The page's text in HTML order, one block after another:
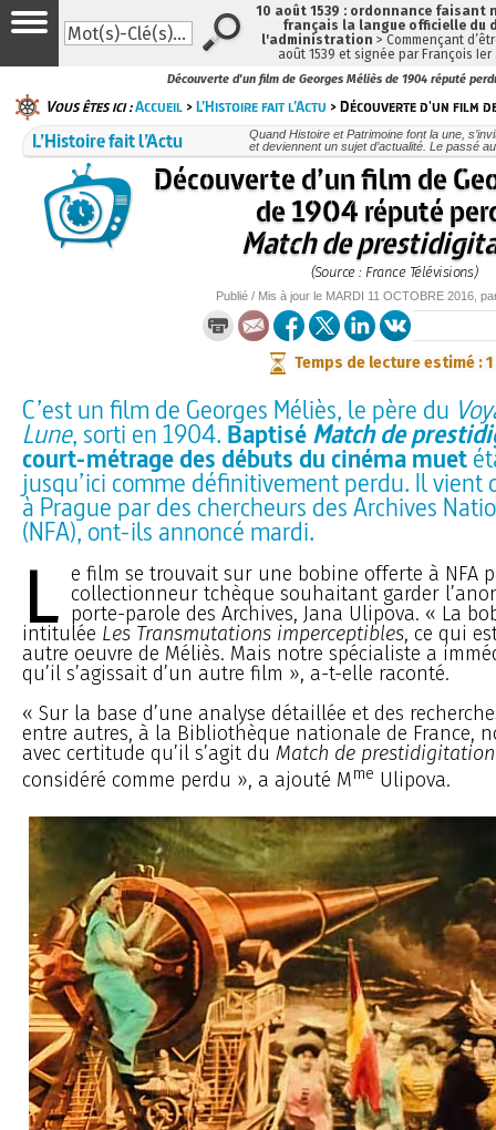
Découverte d'un film de Georges Méliès de 1904 réputé
Vous êtes ici :Accueil >L’Histoire fait l’Actu > Découverte d'un film
L’Histoire fait l’Actu
Quand Histoire et Patrimoine font la une,
et deviennent un sujet d’actualité. Le passé
Découverte d’un film de
de 1904 réputé
Match de
(Source : France Télévisions)
Publié / Mis à jour le MARDI 11 OCTOBRE 2016,
Temps de lecture estimé : 1
C’est un film de Georges Méliès, le père du
Lune, sorti en 1904. BaptiséMatch de
court-métrage des débuts du cinéma muet
jusqu’ici comme définitivement perdu. Il vient
à Prague par des chercheurs des Archives
(NFA), ont-ils annoncé mardi.
L e film se trouvait sur une bobine offerte à NFA
collectionneur tchèque souhaitant garder
porte-parole des Archives, Jana Ulipova. « La
intitulée Les Transmutations imperceptibles, ce qui
autre oeuvre de Méliès. Mais notre spécialiste a
qu’il s’agissait d’un autre film », a-t-elle raconté.
« Sur la base d’une analyse détaillée et des
entre autres, à la Bibliothèque nationale de France,
avec certitude qu’il s’agit du Match de prestidigitation
considéré comme perdu », a ajouté Mme Ulipova.
10 août 1539 : ordonnance faisant
français la langue officielle du
l'administration > Commençant
août 1539 et signée par François